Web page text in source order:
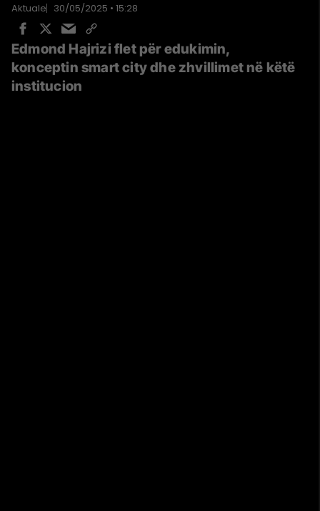
Aktuale 30/05/2025 • 15:28
Edmond Hajrizi flet për edukimin,
konceptin smart city dhe zhvillimet në këtë
institucion